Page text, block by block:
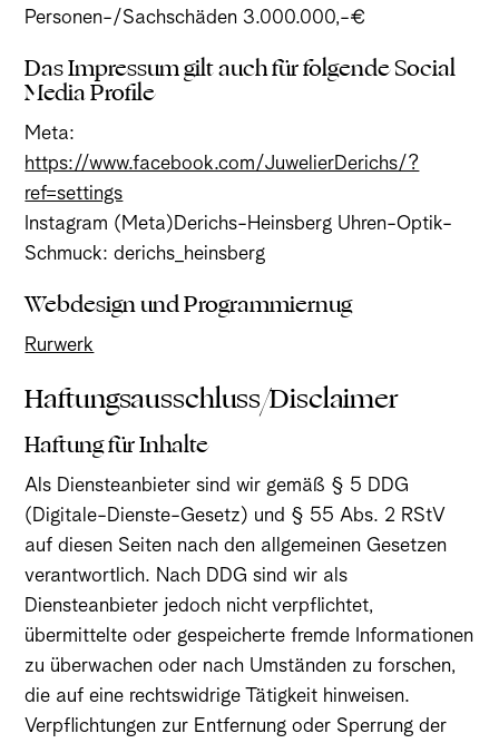
Personen-/Sachschäden 3.000.000,-€
Das Impressum gilt auch für folgende Social
Media Profile
Meta:
https://www.facebook.com/JuwelierDerichs/?
ref=settings
Instagram (Meta)Derichs-Heinsberg Uhren-Optik-
Schmuck: derichs_heinsberg
Webdesign und Programmiernug
Rurwerk
Haftungsausschluss/Disclaimer
Haftung für Inhalte
Als Diensteanbieter sind wir gemäß § 5 DDG
(Digitale-Dienste-Gesetz) und § 55 Abs. 2 RStV
auf diesen Seiten nach den allgemeinen Gesetzen
verantwortlich. Nach DDG sind wir als
Diensteanbieter jedoch nicht verpflichtet,
übermittelte oder gespeicherte fremde Informationen
zu überwachen oder nach Umständen zu forschen,
die auf eine rechtswidrige Tätigkeit hinweisen.
Verpflichtungen zur Entfernung oder Sperrung der